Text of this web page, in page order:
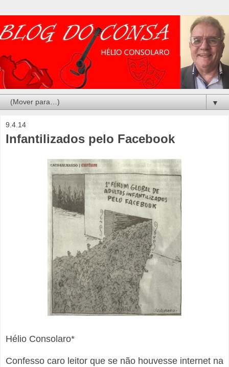
▼
9.4.14
Infantilizados pelo Facebook
Hélio Consolaro*
Confesso caro leitor que se não houvesse internet na